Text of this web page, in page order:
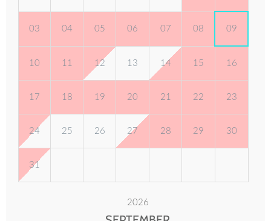
03 04 05 06 07 08 09
10 11 12 13 14 15 16
17 18 19 20 21 22 23
24 25 26 27 28 29 30
31
2026